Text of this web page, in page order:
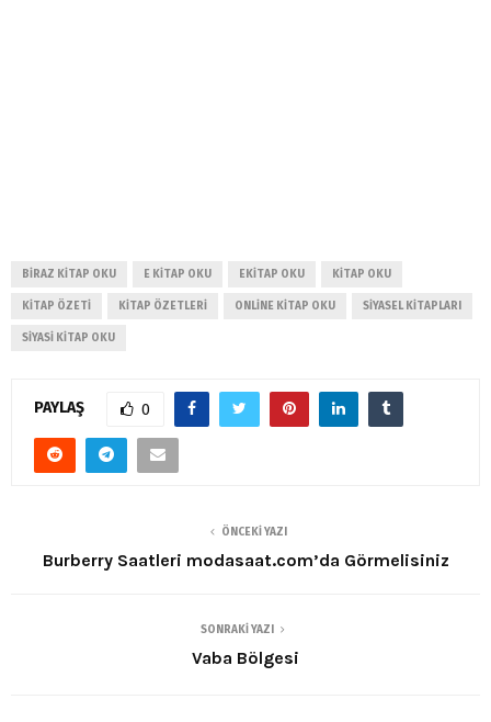
BIRAZ KITAP OKU E KITAP OKU EKITAP OKU KITAP OKU
KITAP ÖZETI KITAP ÖZETLERI ONLINE KITAP OKU SIYASEL KITAPLARI
SIYASI KITAP OKU
PAYLAŞ 0
ÖNCEKI YAZI
Burberry Saatleri modasaat.com’da Görmelisiniz
SONRAKI YAZI
Vaba Bölgesi